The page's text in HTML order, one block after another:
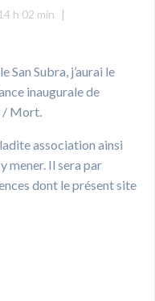
h 02 min |
San Subra, j’aurai le
inaugurale de
/ Mort.
association ainsi
mener. Il sera par
dont le présent site